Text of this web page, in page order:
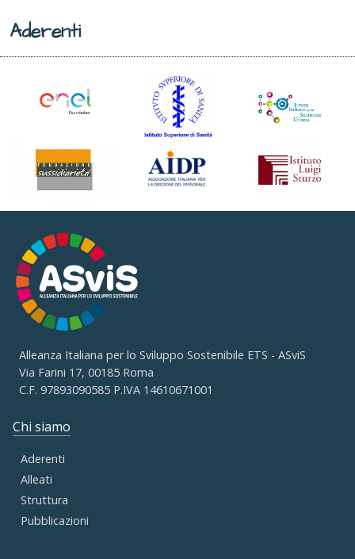
Aderenti
Alleanza Italiana per lo Sviluppo Sostenibile ETS - ASviS
Via Farini 17, 00185 Roma
C.F. 97893090585 P.IVA 14610671001
Chi siamo
Aderenti
Alleati
Struttura
Pubblicazioni